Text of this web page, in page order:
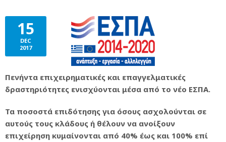
15
DEC
2017
Πενήντα επιχειρηματικές και επαγγελματικές
δραστηριότητες ενισχύονται μέσα από το νέο ΕΣΠΑ.
Τα ποσοστά επιδότησης για όσους ασχολούνται σε
αυτούς τους κλάδους ή θέλουν να ανοίξουν
επιχείρηση κυμαίνονται από 40% έως και 100% επί